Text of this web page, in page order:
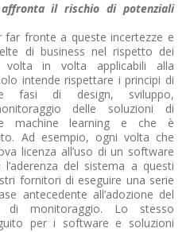
affronta il rischio di potenziali
far fronte a queste incertezze e
di business nel rispetto dei
in volta applicabili alla
intende rispettare i principi di
fasi di design, sviluppo,
delle soluzioni di
machine learning e che è
Ad esempio, ogni volta che
licenza all’uso di un software
del sistema a questi
fornitori di eseguire una serie
antecedente all’adozione del
monitoraggio. Lo stesso
per i software e soluzioni